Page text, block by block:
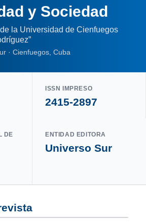
y Sociedad
la Universidad de Cienfuegos
· Cienfuegos, Cuba
ISSN IMPRESO
2415-2897
DE
ENTIDAD EDITORA
Universo Sur